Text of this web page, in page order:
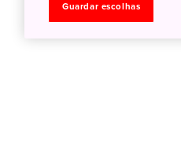
Guardar escolhas